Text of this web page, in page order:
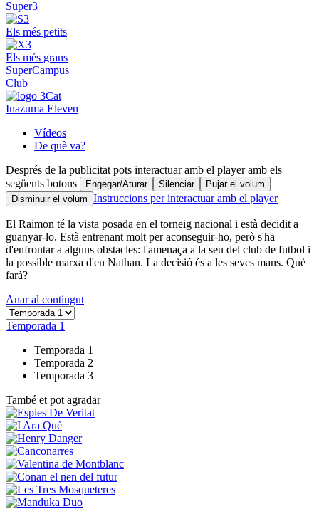
Super3
Els més petits
Els més grans
SuperCampus
Club
Inazuma Eleven
Vídeos
De què va?
Després de la publicitat pots interactuar amb el player amb els
següents botons
Engegar/Aturar Silenciar
Pujar el volum
Disminuir el volum Instruccions per interactuar amb el player
El Raimon té la vista posada en el torneig nacional i està decidit a
guanyar-lo. Està entrenant molt per aconseguir-ho, però s'ha
d'enfrontar a alguns obstacles: l'amenaça a la seu del club de futbol i
la possible marxa d'en Nathan. La decisió és a les seves mans. Què
farà?
Anar al contingut
Temporada 1
Temporada 1
Temporada 2
Temporada 3
També et pot agradar